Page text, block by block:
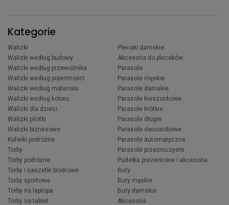
Kategorie
Walizki
Walizki według budowy
Walizki według przewoźnika
Walizki według pojemności
Walizki według materiału
Walizki według koloru
Walizki dla dzieci
Walizki pilotki
Walizki biznesowe
Kuferki podróżne
Torby
Torby podróżne
Torby i saszetki biodrowe
Torby sportowe
Torby na laptopa
Torby na tablet
Plecaki damskie
Akcesoria do plecaków
Parasole
Parasole męskie
Parasole damskie
Parasole kieszonkowe
Parasole krótkie
Parasole długie
Parasole dwuosobowe
Parasole automatyczne
Parasole przeźroczyste
Pudełka prezentowe i akcesoria
Buty
Buty męskie
Buty damskie
Akcesoria